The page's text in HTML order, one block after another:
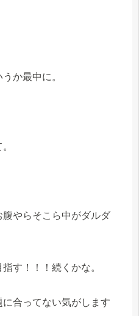
か最中に。
やらそこら中がダルダ
す！！！続くかな。
合ってない気がします